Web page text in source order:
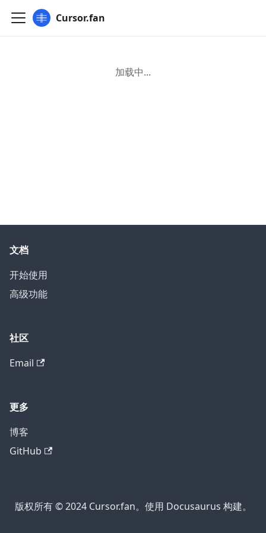
Cursor.fan
加载中...
文档
开始使用
高级功能
社区
Email
更多
博客
GitHub
版权所有 © 2024 Cursor.fan。使用 Docusaurus 构建。